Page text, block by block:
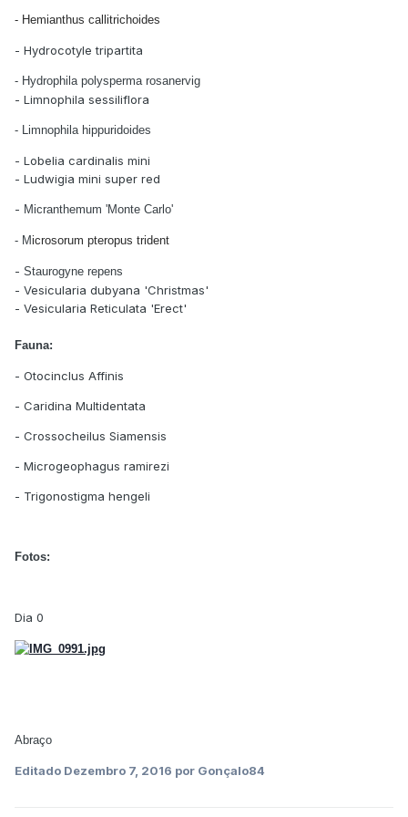
- Hemianthus callitrichoides
- Hydrocotyle tripartita
- Hydrophila polysperma rosanervig
- Limnophila sessiliflora
- Limnophila hippuridoides
- Lobelia cardinalis mini
- Ludwigia mini super red
- Micranthemum 'Monte Carlo'
- Microsorum pteropus trident
- Staurogyne repens
- Vesicularia dubyana 'Christmas'
- Vesicularia Reticulata 'Erect'
Fauna:
- Otocinclus Affinis
- Caridina Multidentata
- Crossocheilus Siamensis
- Microgeophagus ramirezi
- Trigonostigma hengeli
Fotos:
Dia 0
Abraço
Editado Dezembro 7, 2016 por Gonçalo84